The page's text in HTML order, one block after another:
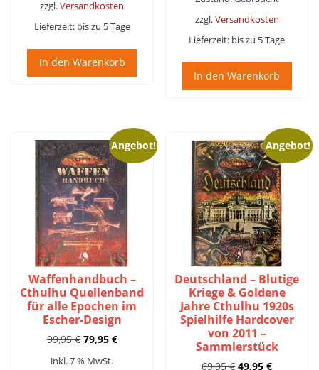
zzgl.Versandkosten
Lieferzeit: bis zu 5 Tage
In den Warenkorb
zzgl.Versandkosten
Lieferzeit: bis zu 5 Tage
In den Warenkorb
Angebot!
Waffenhandbuch –
Cthulhu Quellenband
für alle Epochen im
Escher-Design
99,95€ Ursprünglicher
war:
79,95 €Aktueller
inkl. 7 % MwSt.
Angebot!
Deutschland – Blutige
Kriege & Goldene
Jahre Cthulhu 1920s
Spielhilfe Hardcover
von 2011 –
Sammlerstück
69,95€ Ursprünglicher
49,95€Aktueller